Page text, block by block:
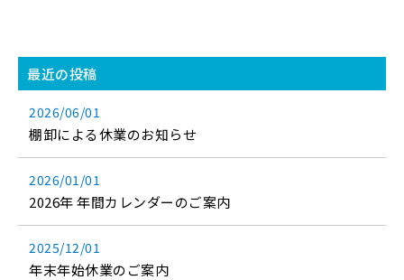
最近の投稿
2026/06/01
棚卸による休業のお知らせ
2026/01/01
2026年 年間カレンダーのご案内
2025/12/01
年末年始休業のご案内